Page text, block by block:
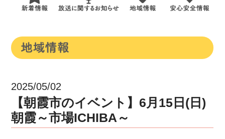
2025/05/02
【朝霞市のイベント】6月15日(日)
朝霞～市場ICHIBA～